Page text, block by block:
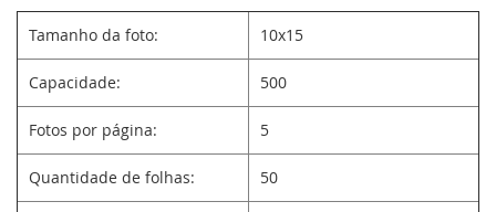
Tamanho da foto: 10x15
Capacidade: 500
Fotos por página: 5
Quantidade de folhas: 50